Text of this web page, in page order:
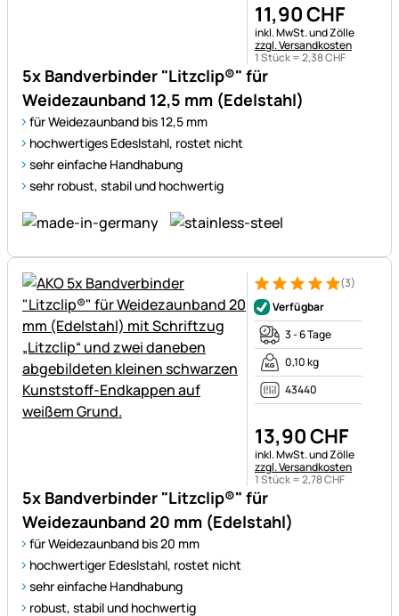
5x Bandverbinder "Litzclip®" für
Weidezaunband 12,5 mm (Edelstahl)
für Weidezaunband bis 12,5 mm
hochwertiges Edeslstahl, rostet nicht
sehr einfache Handhabung
sehr robust, stabil und hochwertig
11,90CHF
Steuerhinweis:
inkl. MwSt. und Zölle
zzgl. Versandkosten
1 Stück =2,38CHF
5x Bandverbinder "Litzclip®" für
Weidezaunband 20 mm (Edelstahl)
für Weidezaunband bis 20 mm
hochwertiger Edeslstahl, rostet nicht
sehr einfache Handhabung
robust, stabil und hochwertig
Bewertung: 5 von 5 (3
3 Bewertungen
(3)
Verfügbar
3 - 6 Tage
0,10 kg
43440
13,90CHF
Steuerhinweis:
inkl. MwSt. und Zölle
zzgl. Versandkosten
1 Stück =2,78CHF